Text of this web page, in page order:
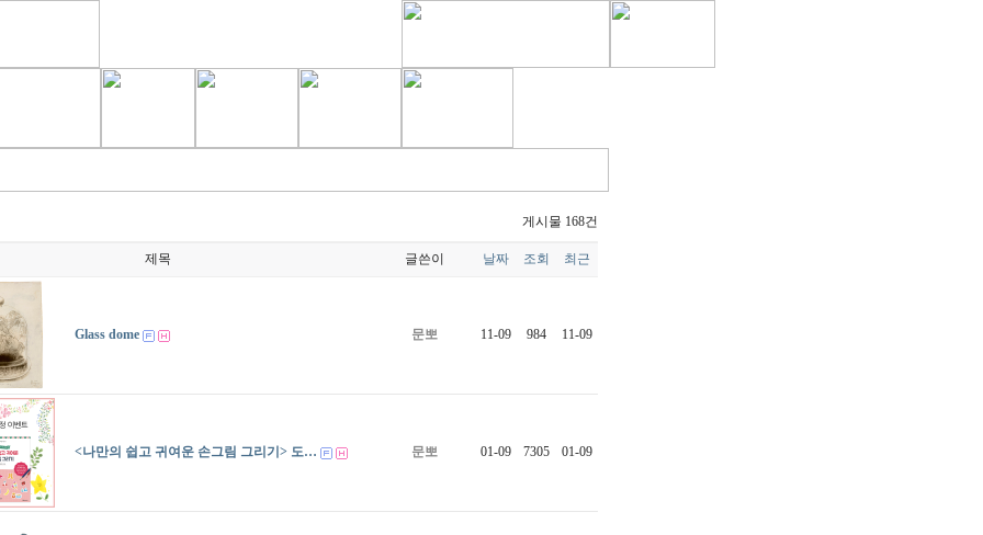
게시물 168건
제목 글쓴이 날짜 조회 최근
Glass dome 문뽀 11-09 984 11-09
<나만의 쉽고 귀여운 손그림 그리기> 도… 문뽀 01-09 7305 01-09